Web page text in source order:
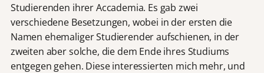
Studierenden ihrer Accademia. Es gab zwei
verschiedene Besetzungen, wobei in der ersten die
Namen ehemaliger Studierender aufschienen, in der
zweiten aber solche, die dem Ende ihres Studiums
entgegen gehen. Diese interessierten mich mehr, und